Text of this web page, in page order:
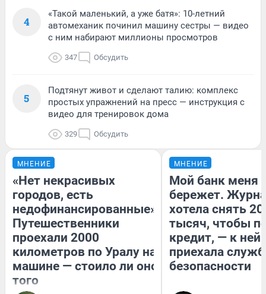
4
«Такой маленький, а уже батя»: 10-летний
автомеханик починил машину сестры — видео
с ним набирают миллионы просмотров
347 Обсудить
5
Подтянут живот и сделают талию: комплекс
простых упражнений на пресс — инструкция с
видео для тренировок дома
329 Обсудить
МНЕНИЕ
«Нет некрасивых
городов, есть
недофинансированные».
Путешественники
проехали 2000
километров по Уралу на
машине — стоило ли оно
того
МНЕНИЕ
Мой банк меня
бережет.
хотела снять
тысяч, чтобы
кредит, — к
приехала
безопасности